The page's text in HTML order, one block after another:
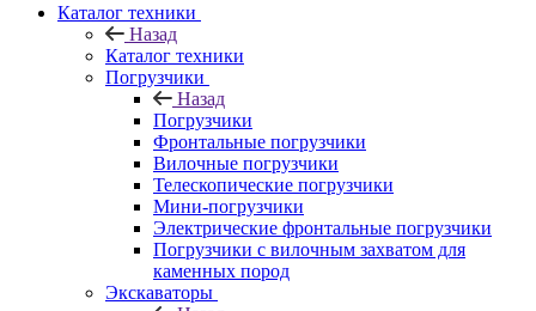
Каталог техники
Назад
Каталог техники
Погрузчики
Назад
Погрузчики
Фронтальные погрузчики
Вилочные погрузчики
Телескопические погрузчики
Мини-погрузчики
Электрические фронтальные погрузчики
Погрузчики с вилочным захватом для
каменных пород
Экскаваторы